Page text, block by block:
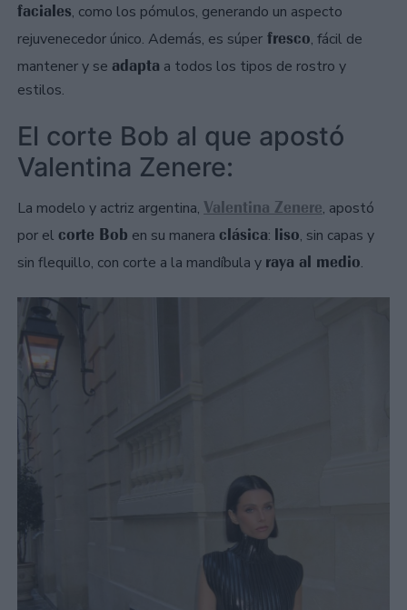
faciales, como los pómulos, generando un aspecto
rejuvenecedor único. Además, es súper fresco, fácil de
mantener y se adapta a todos los tipos de rostro y
estilos.
El corte Bob al que apostó
Valentina Zenere:
La modelo y actriz argentina, Valentina Zenere, apostó
por el corte Bob en su manera clásica: liso, sin capas y
sin flequillo, con corte a la mandíbula y raya al medio.